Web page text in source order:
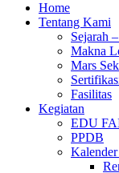
Home
Tentang Kami
Sejarah
Makna
Mars
Fasilitas
Kegiatan
EDU
PPDB